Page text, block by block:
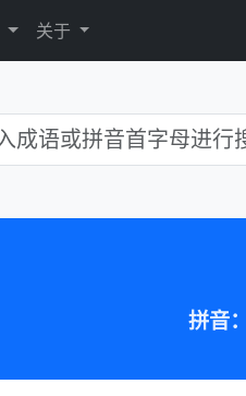
关于
拼音：